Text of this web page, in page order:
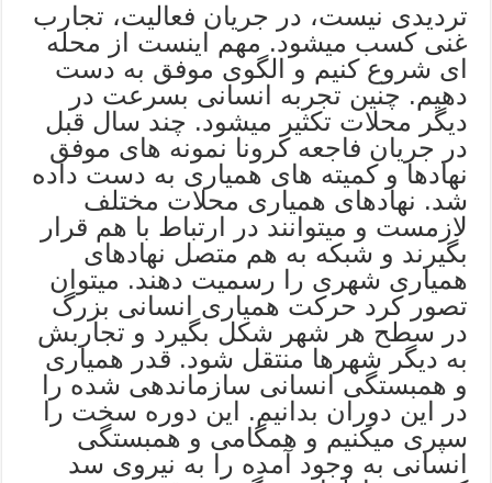
تردیدی نیست، در جریان فعالیت، تجارب
غنی کسب میشود. مهم اینست از محله
ای شروع کنیم و الگوی موفق به دست
دهیم. چنین تجربه انسانی بسرعت در
دیگر محلات تکثیر میشود. چند سال قبل
در جریان فاجعه کرونا نمونه های موفق
نهادها و کمیته های همیاری به دست داده
شد. نهادهای همیاری محلات مختلف
لازمست و میتوانند در ارتباط با هم قرار
بگیرند و شبکه به هم متصل نهادهای
همیاری شهری را رسمیت دهند. میتوان
تصور کرد حرکت همیاری انسانی بزرگ
در سطح هر شهر شکل بگیرد و تجاربش
به دیگر شهرها منتقل شود. قدر همیاری
و همبستگی انسانی سازماندهی شده را
در این دوران بدانیم. این دوره سخت را
سپری میکنیم و همگامی و همبستگی
انسانی به وجود آمده را به نیروی سد